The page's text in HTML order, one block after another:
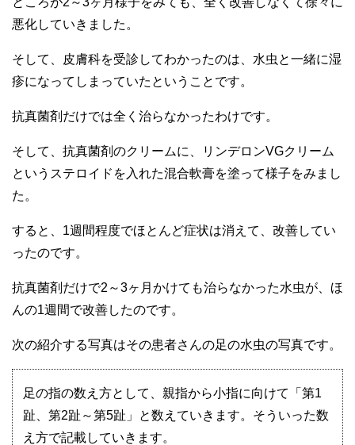
悪化していきました。
そして、皮膚科を受診してわかったのは、水虫と一緒に湿
疹になってしまっていたということです。
抗真菌剤だけでは全く治らなかったわけです。
そして、抗真菌剤のクリームに、リンデロンVGクリーム
というステロイドを入れた混合軟膏を塗って様子をみまし
た。
すると、1週間程度でほとんど症状は消えて、改善してい
ったのです。
抗真菌剤だけで2～3ヶ月かけても治らなかった水虫が、ほ
んの1週間で改善したのです。
次の紹介する写真はその患者さんの足の水虫の写真です。
足の指の数え方として、親指から小指に向けて「第1
趾、第2趾～第5趾」と数えていきます。そういった数
え方で記載していきます。